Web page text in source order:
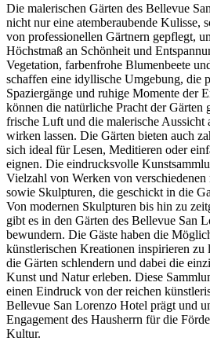
Die malerischen Gärten des Bellevue
nicht nur eine atemberaubende Kulisse,
von professionellen Gärtnern gepflegt,
Höchstmaß an Schönheit und
Vegetation, farbenfrohe Blumenbeete
schaffen eine idyllische Umgebung, die
Spaziergänge und ruhige Momente der
können die natürliche Pracht der Gärten
frische Luft und die malerische Aussicht
wirken lassen. Die Gärten bieten auch
sich ideal für Lesen, Meditieren oder
eignen. Die eindrucksvolle
Vielzahl von Werken von
sowie Skulpturen, die geschickt in die
Von modernen Skulpturen bis hin zu
gibt es in den Gärten des Bellevue San
bewundern. Die Gäste haben die
künstlerischen Kreationen inspirieren zu
die Gärten schlendern und dabei die
Kunst und Natur erleben. Diese
einen Eindruck von der reichen
Bellevue San Lorenzo Hotel prägt und
Engagement des Hausherrn für die
Kultur.